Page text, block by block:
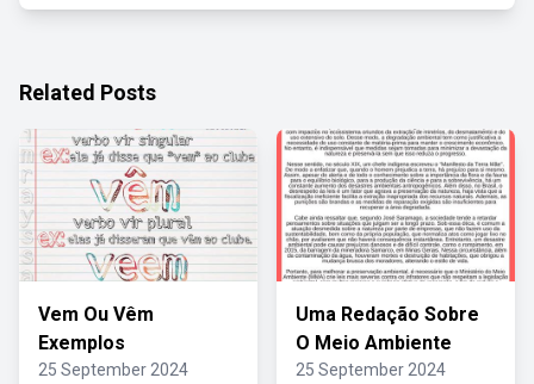
Related Posts
Vem Ou Vêm
Exemplos
25 September 2024
Uma Redação Sobre
O Meio Ambiente
25 September 2024